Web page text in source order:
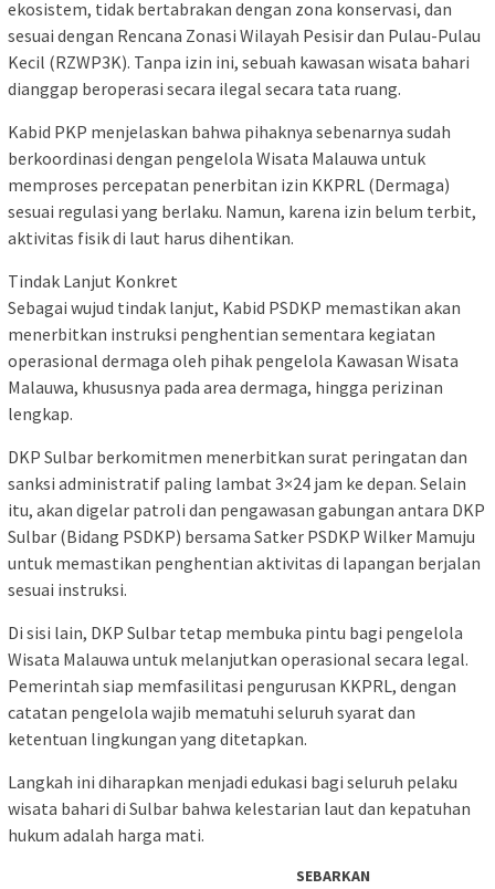
ekosistem, tidak bertabrakan dengan zona konservasi, dan
sesuai dengan Rencana Zonasi Wilayah Pesisir dan Pulau-Pulau
Kecil (RZWP3K). Tanpa izin ini, sebuah kawasan wisata bahari
dianggap beroperasi secara ilegal secara tata ruang.
Kabid PKP menjelaskan bahwa pihaknya sebenarnya sudah
berkoordinasi dengan pengelola Wisata Malauwa untuk
memproses percepatan penerbitan izin KKPRL (Dermaga)
sesuai regulasi yang berlaku. Namun, karena izin belum terbit,
aktivitas fisik di laut harus dihentikan.
Tindak Lanjut Konkret
Sebagai wujud tindak lanjut, Kabid PSDKP memastikan akan
menerbitkan instruksi penghentian sementara kegiatan
operasional dermaga oleh pihak pengelola Kawasan Wisata
Malauwa, khususnya pada area dermaga, hingga perizinan
lengkap.
DKP Sulbar berkomitmen menerbitkan surat peringatan dan
sanksi administratif paling lambat 3×24 jam ke depan. Selain
itu, akan digelar patroli dan pengawasan gabungan antara DKP
Sulbar (Bidang PSDKP) bersama Satker PSDKP Wilker Mamuju
untuk memastikan penghentian aktivitas di lapangan berjalan
sesuai instruksi.
Di sisi lain, DKP Sulbar tetap membuka pintu bagi pengelola
Wisata Malauwa untuk melanjutkan operasional secara legal.
Pemerintah siap memfasilitasi pengurusan KKPRL, dengan
catatan pengelola wajib mematuhi seluruh syarat dan
ketentuan lingkungan yang ditetapkan.
Langkah ini diharapkan menjadi edukasi bagi seluruh pelaku
wisata bahari di Sulbar bahwa kelestarian laut dan kepatuhan
hukum adalah harga mati.
SEBARKAN